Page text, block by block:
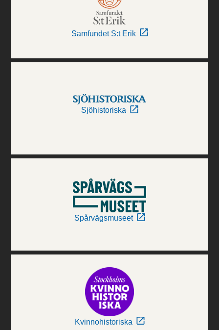
Samfundet S:t Erik
Sjöhistoriska
Spårvägsmuseet
Kvinnohistoriska